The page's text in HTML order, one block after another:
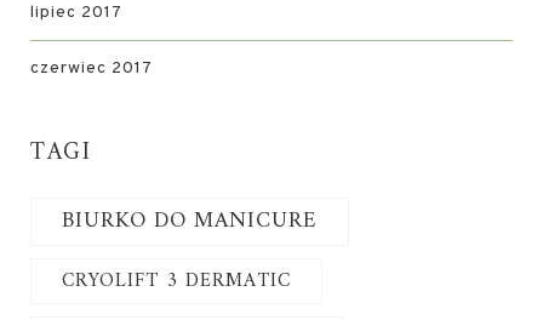
lipiec 2017
czerwiec 2017
TAGI
BIURKO DO MANICURE
CRYOLIFT 3 DERMATIC